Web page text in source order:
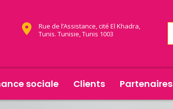
Rue de l’Assistance, cité El Khadra,
Tunis. Tunisie, Tunis 1003
sociale Clients Partenaires